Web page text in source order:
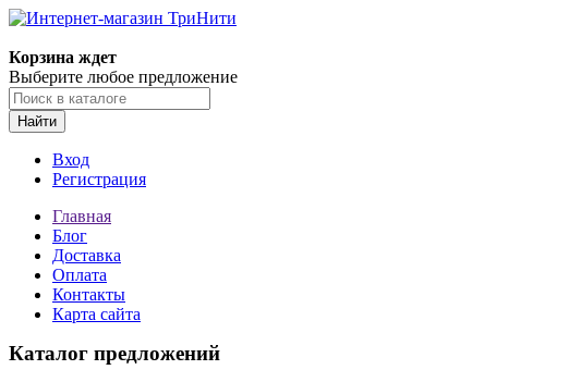
Корзина ждет
Выберите любое предложение
Найти
Вход
Регистрация
Главная
Блог
Доставка
Оплата
Контакты
Карта сайта
Каталог предложений